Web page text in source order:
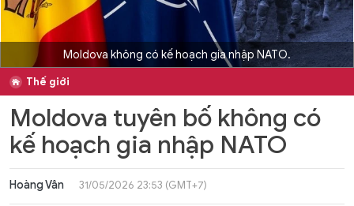
Moldova không có kế hoạch gia nhập NATO.
Thế giới
Moldova tuyên bố không có
kế hoạch gia nhập NATO
Hoàng Vân 31/05/2026 23:53 (GMT+7)